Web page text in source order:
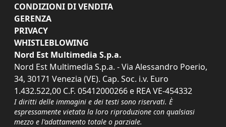
CONDIZIONI DI VENDITA
GERENZA
PRIVACY
WHISTLEBLOWING
Nord Est Multimedia S.p.a.
Nord Est Multimedia S.p.a. - Via Alessandro Poerio,
34, 30171 Venezia (VE). Cap. Soc. i.v. Euro
1.432.522,00 C.F. 05412000266 e REA VE-454332
I diritti delle immagini e dei testi sono riservati. È
espressamente vietata la loro riproduzione con qualsiasi
mezzo e l'adattamento totale o parziale.